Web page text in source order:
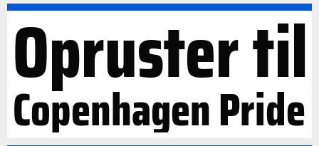
Opruster til
Copenhagen Pride